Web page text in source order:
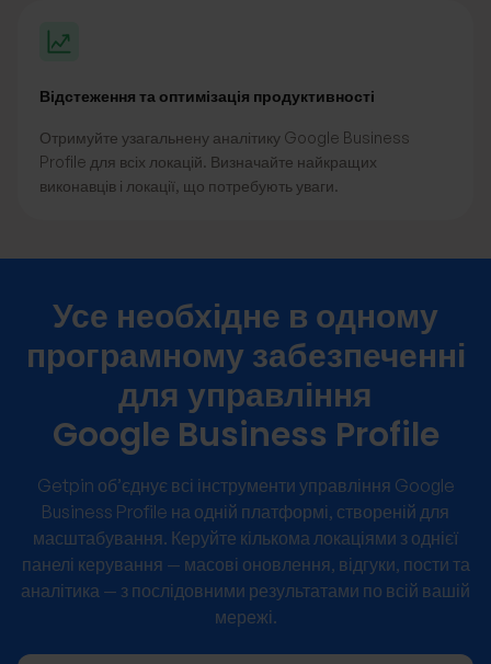
Відстеження та оптимізація продуктивності
Отримуйте узагальнену аналітику Google Business
Profile для всіх локацій. Визначайте найкращих
виконавців і локації, що потребують уваги.
Усе необхідне в одному
програмному забезпеченні
для управління
Google Business Profile
Getpin об’єднує всі інструменти управління Google
Business Profile на одній платформі, створеній для
масштабування. Керуйте кількома локаціями з однієї
панелі керування — масові оновлення, відгуки, пости та
аналітика — з послідовними результатами по всій вашій
мережі.